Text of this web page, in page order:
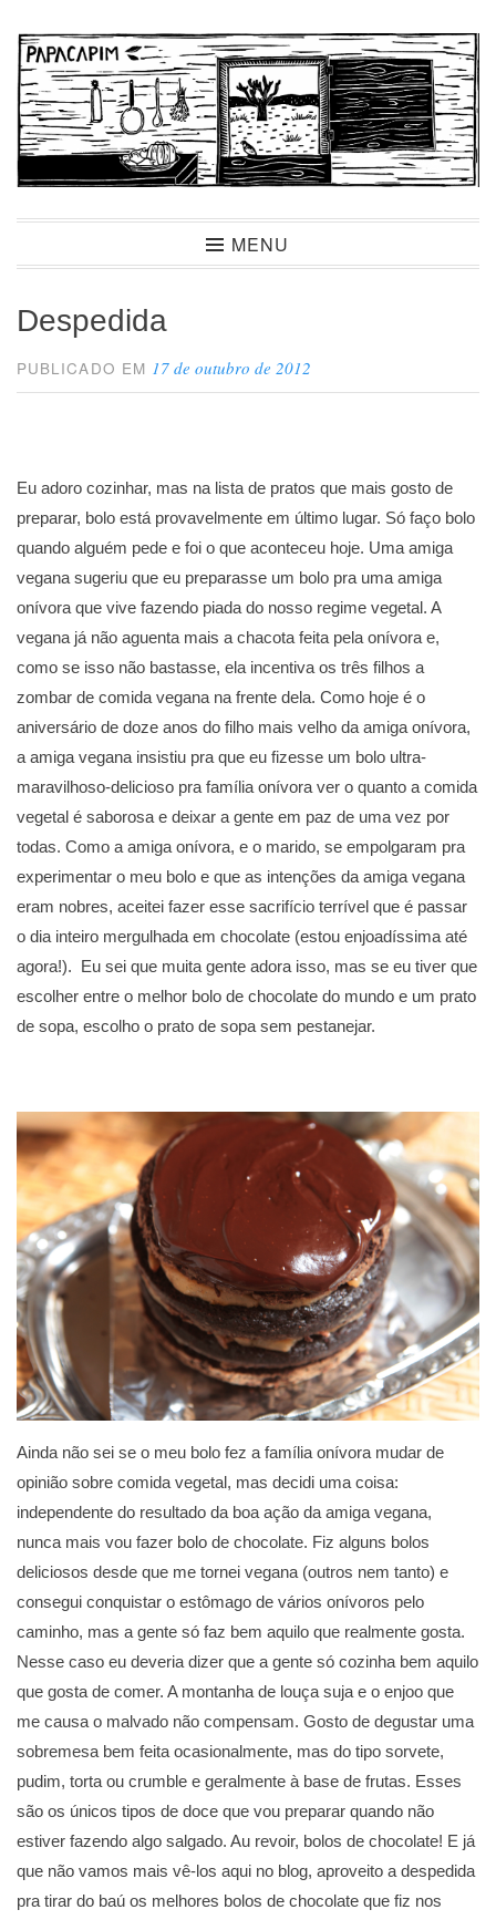
para
conteúdo
PapacapimMENU
Despedida
PUBLICADO EM 17 de outubro de 2012
Eu adoro cozinhar, mas na lista de pratos que mais gosto de
preparar, bolo está provavelmente em último lugar. Só faço bolo
quando alguém pede e foi o que aconteceu hoje. Uma amiga
vegana sugeriu que eu preparasse um bolo pra uma amiga
onívora que vive fazendo piada do nosso regime vegetal. A
vegana já não aguenta mais a chacota feita pela onívora e,
como se isso não bastasse, ela incentiva os três filhos a
zombar de comida vegana na frente dela. Como hoje é o
aniversário de doze anos do filho mais velho da amiga onívora,
a amiga vegana insistiu pra que eu fizesse um bolo ultra-
maravilhoso-delicioso pra família onívora ver o quanto a comida
vegetal é saborosa e deixar a gente em paz de uma vez por
todas. Como a amiga onívora, e o marido, se empolgaram pra
experimentar o meu bolo e que as intenções da amiga vegana
eram nobres, aceitei fazer esse sacrifício terrível que é passar
o dia inteiro mergulhada em chocolate (estou enjoadíssima até
agora!). Eu sei que muita gente adora isso, mas se eu tiver que
escolher entre o melhor bolo de chocolate do mundo e um prato
de sopa, escolho o prato de sopa sem pestanejar.
Ainda não sei se o meu bolo fez a família onívora mudar de
opinião sobre comida vegetal, mas decidi uma coisa:
independente do resultado da boa ação da amiga vegana,
nunca mais vou fazer bolo de chocolate. Fiz alguns bolos
deliciosos desde que me tornei vegana (outros nem tanto) e
consegui conquistar o estômago de vários onívoros pelo
caminho, mas a gente só faz bem aquilo que realmente gosta.
Nesse caso eu deveria dizer que a gente só cozinha bem aquilo
que gosta de comer. A montanha de louça suja e o enjoo que
me causa o malvado não compensam. Gosto de degustar uma
sobremesa bem feita ocasionalmente, mas do tipo sorvete,
pudim, torta ou crumble e geralmente à base de frutas. Esses
são os únicos tipos de doce que vou preparar quando não
estiver fazendo algo salgado. Au revoir, bolos de chocolate! E já
que não vamos mais vê-los aqui no blog, aproveito a despedida
pra tirar do baú os melhores bolos de chocolate que fiz nos